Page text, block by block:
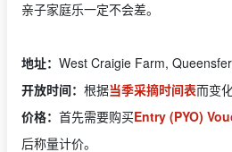
亲子家庭乐一定不会差。
地址： West Craigie Farm,
开放时间： 根据当季采摘时间表而变化
价格： 首先需要购买Entry (PYO)
后称量计价。